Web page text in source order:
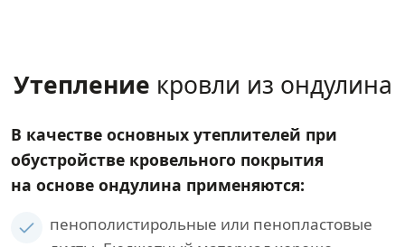
Утепление кровли из ондулина
В качестве основных утеплителей при
обустройстве кровельного покрытия
на основе ондулина применяются:
пенополистирольные или пенопластовые